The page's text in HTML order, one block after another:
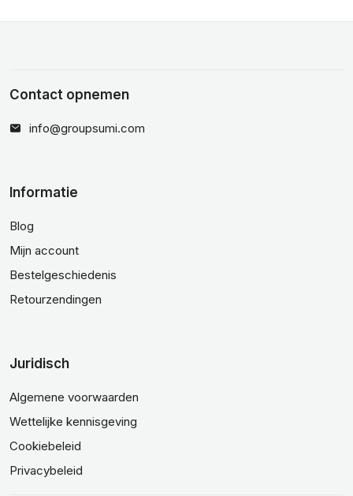
Contact opnemen
info@groupsumi.com
Informatie
Blog
Mijn account
Bestelgeschiedenis
Retourzendingen
Juridisch
Algemene voorwaarden
Wettelijke kennisgeving
Cookiebeleid
Privacybeleid